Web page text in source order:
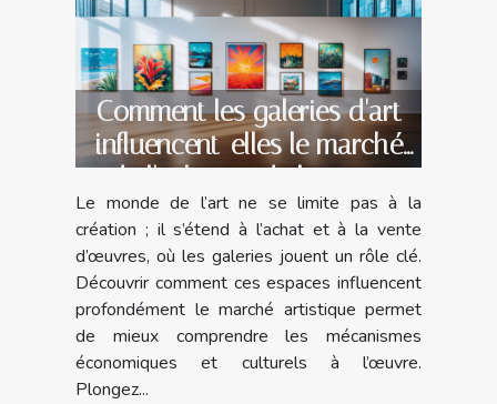
Comment les galeries d'art
influencent-elles le marché
de l'achat et de la vente
d'œuvres ?
Le monde de l’art ne se limite pas à la
création ; il s’étend à l’achat et à la vente
d’œuvres, où les galeries jouent un rôle clé.
Découvrir comment ces espaces influencent
profondément le marché artistique permet
de mieux comprendre les mécanismes
économiques et culturels à l’œuvre.
Plongez...